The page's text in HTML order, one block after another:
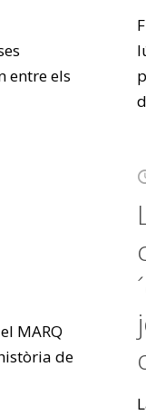
entre els
MARQ
de